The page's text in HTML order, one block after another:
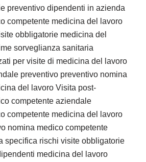
preventivo dipendenti in azienda
competente medicina del lavoro
obbligatorie medicina del
sorveglianza sanitaria
per visite di medicina del lavoro
preventivo preventivo nomina
del lavoro Visita post-
competente aziendale
competente medicina del lavoro
nomina medico competente
specifica rischi visite obbligatorie
medicina del lavoro